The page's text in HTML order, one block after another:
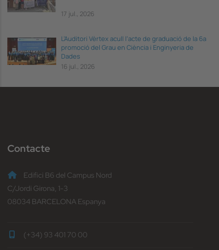
17 jul., 2026
L’Auditori Vèrtex acull l’acte de graduació de la 6a
promoció del Grau en Ciència i Enginyeria de
Dades
16 jul., 2026
Contacte
Edifici B6 del Campus Nord
C/Jordi Girona, 1-3
08034 BARCELONA Espanya
(+34) 93 401 70 00